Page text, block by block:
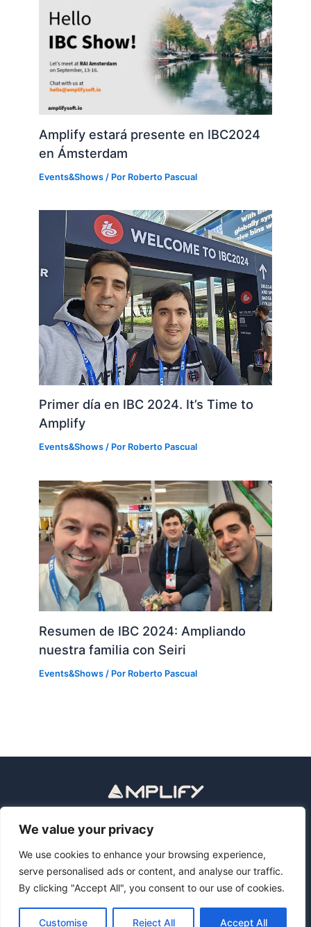
We value your privacy
We use cookies to enhance your browsing experience,
serve personalised ads or content, and analyse our traffic.
By clicking "Accept All", you consent to our use of cookies.
Customise Reject All Accept All
Amplify estará presente en IBC2024
en Ámsterdam
Events&Shows / Por Roberto Pascual
Primer día en IBC 2024. It’s Time to
Amplify
Events&Shows / Por Roberto Pascual
Resumen de IBC 2024: Ampliando
nuestra familia con Seiri
Events&Shows / Por Roberto Pascual
Política de privacidad
Copyright © 2026 Revolutionize Media Operations with AI
Assistants | Amplify Software